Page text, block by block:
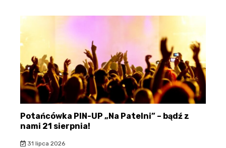
Potańcówka PIN-UP „Na Patelni” – bądź z
nami 21 sierpnia!
31 lipca 2026